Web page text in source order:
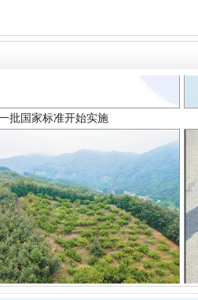
以产业富民促振兴